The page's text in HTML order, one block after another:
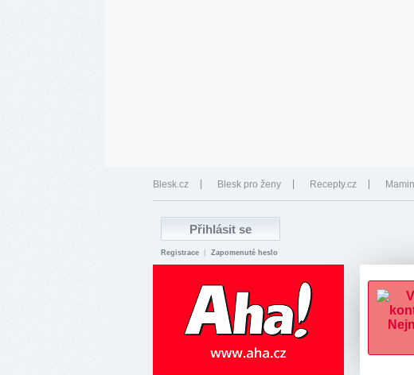
Blesk.cz Blesk pro ženy Recepty.cz
Registrace Zapomenuté heslo